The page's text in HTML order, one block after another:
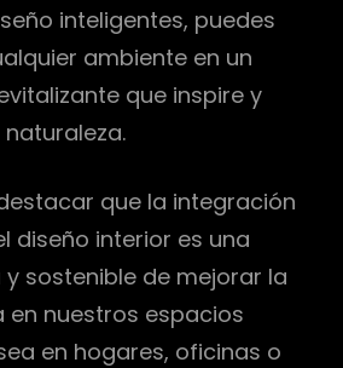
inteligentes, puedes
ambiente en un
que inspire y
que la integración
diseño interior es una
sostenible de mejorar la
en nuestros espacios
en hogares, oficinas o